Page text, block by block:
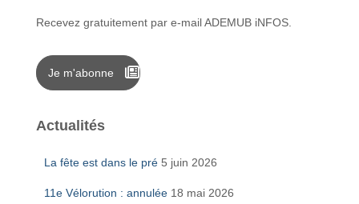
Recevez gratuitement par e-mail ADEMUB iNFOS.
Je m'abonne
Actualités
La fête est dans le pré 5 juin 2026
11e Vélorution : annulée 18 mai 2026